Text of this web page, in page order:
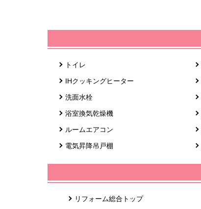
トイレ
IHクッキングヒーター
洗面水栓
浴室換気乾燥機
ルームエアコン
電気昇降吊戸棚
リフォーム総合トップ